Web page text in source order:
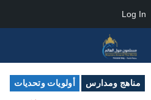
مناهج ومدارس أولويات وتحديات
Log In